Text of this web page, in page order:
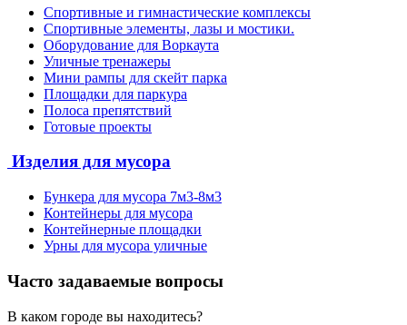
Спортивные и гимнастические комплексы
Спортивные элементы, лазы и мостики.
Оборудование для Воркаута
Уличные тренажеры
Мини рампы для скейт парка
Площадки для паркура
Полоса препятствий
Готовые проекты
Изделия для мусора
Бункера для мусора 7м3-8м3
Контейнеры для мусора
Контейнерные площадки
Урны для мусора уличные
Часто задаваемые вопросы
В каком городе вы находитесь?